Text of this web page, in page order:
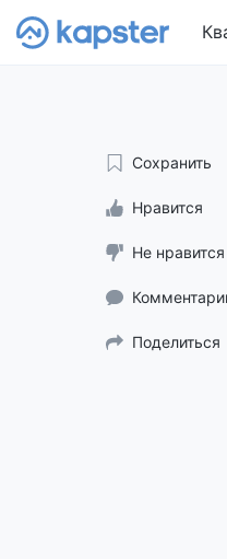
Сохранить
Нравится
Не нравится
Поделиться